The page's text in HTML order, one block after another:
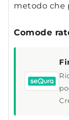
metodo che
Comode